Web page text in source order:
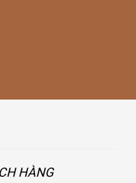
HÀNG